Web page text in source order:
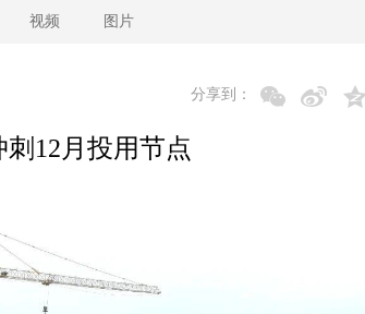
视频 图片
分享到：
12月投用节点